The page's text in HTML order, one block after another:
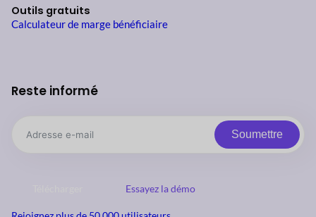
Outils gratuits
Calculateur de marge bénéficiaire
Reste informé
Soumettre
Essayez la démo